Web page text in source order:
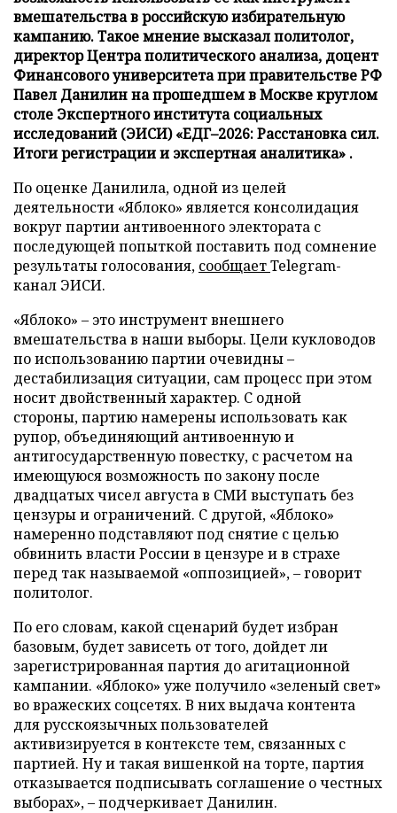
вмешательства в российскую избирательную
кампанию. Такое мнение высказал политолог,
директор Центра политического анализа, доцент
Финансового университета при правительстве РФ
Павел Данилин на прошедшем в Москве круглом
столе Экспертного института социальных
исследований (ЭИСИ) «ЕДГ–2026: Расстановка сил.
Итоги регистрации и экспертная аналитика» .
По оценке Данилила, одной из целей
деятельности «Яблоко» является консолидация
вокруг партии антивоенного электората с
последующей попыткой поставить под сомнение
результаты голосования, сообщаетTelegram-
канал ЭИСИ.
«Яблоко» – это инструмент внешнего
вмешательства в наши выборы. Цели кукловодов
по использованию партии очевидны –
дестабилизация ситуации, сам процесс при этом
носит двойственный характер. С одной
стороны, партию намерены использовать как
рупор, объединяющий антивоенную и
антигосударственную повестку, с расчетом на
имеющуюся возможность по закону после
двадцатых чисел августа в СМИ выступать без
цензуры и ограничений. С другой, «Яблоко»
намеренно подставляют под снятие с целью
обвинить власти России в цензуре и в страхе
перед так называемой «оппозицией», – говорит
политолог.
По его словам, какой сценарий будет избран
базовым, будет зависеть от того, дойдет ли
зарегистрированная партия до агитационной
кампании. «Яблоко» уже получило «зеленый свет»
во вражеских соцсетях. В них выдача контента
для русскоязычных пользователей
активизируется в контексте тем, связанных с
партией. Ну и такая вишенкой на торте, партия
отказывается подписывать соглашение о честных
выборах», – подчеркивает Данилин.